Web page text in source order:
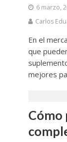
6 marzo,
Carlos
En el
que
mejores
Cómo